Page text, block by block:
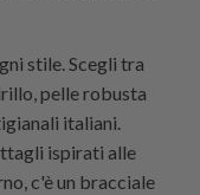
stile. Scegli tra
pelle robusta
italiani.
ispirati alle
c'è un bracciale